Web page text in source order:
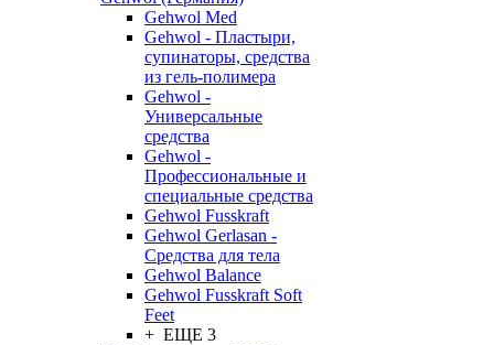
Gehwol Med
Gehwol - Пластыри,
супинаторы, средства
из гель-полимера
Gehwol -
Универсальные
средства
Gehwol -
Профессиональные и
специальные средства
Gehwol Fusskraft
Gehwol Gerlasan -
Средства для тела
Gehwol Balance
Gehwol Fusskraft Soft
Feet
+ ЕЩЕ 3